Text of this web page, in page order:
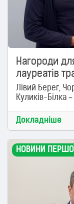
Нагороди
лауреатів
Лівий Берег,
Куликів-Білка
Докладніше
НОВИНИ